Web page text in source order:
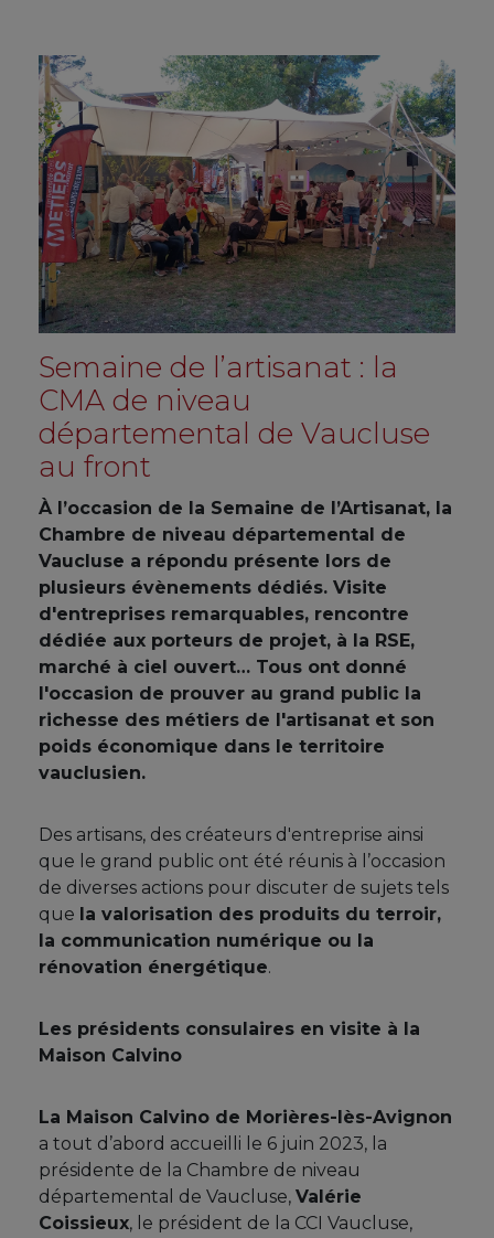
Semaine de l’artisanat : la
CMA de niveau
départemental de Vaucluse
au front
À l’occasion de la Semaine de l’Artisanat, la
Chambre de niveau départemental de
Vaucluse a répondu présente lors de
plusieurs évènements dédiés. Visite
d'entreprises remarquables, rencontre
dédiée aux porteurs de projet, à la RSE,
marché à ciel ouvert… Tous ont donné
l'occasion de prouver au grand public la
richesse des métiers de l'artisanat et son
poids économique dans le territoire
vauclusien.
Des artisans, des créateurs d'entreprise ainsi
que le grand public ont été réunis à l’occasion
de diverses actions pour discuter de sujets tels
que la valorisation des produits du terroir,
la communication numérique ou la
rénovation énergétique.
Les présidents consulaires en visite à la
Maison Calvino
La Maison Calvino de Morières-lès-Avignon
a tout d’abord accueilli le 6 juin 2023, la
présidente de la Chambre de niveau
départemental de Vaucluse, Valérie
Coissieux, le président de la CCI Vaucluse,